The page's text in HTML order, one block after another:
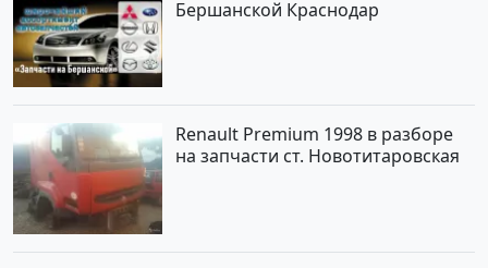
Бершанской Краснодар
Renault Premium 1998 в разборе
на запчасти ст. Новотитаровская